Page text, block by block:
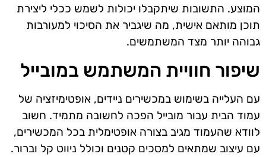
המוצע. התשובות שיתקבלו יכולות לשמש ככלי ליצירת
תוכן מותאם אישית, מה שיגביר את הסיכוי למעורבות
גבוהה יותר מצד המשתמשים.
שיפור חוויית המשתמש במובייל
עם העלייה בשימוש במכשירים ניידים, אופטימיזציה של
עמוד הבית עבור מובייל הפכה לחשובה מתמיד. חשוב
לוודא שהעמוד מגיב בצורה אופטימלית בכל המכשירים,
עם עיצוב שמתאים למסכים קטנים וכולל ניווט קל וברור.